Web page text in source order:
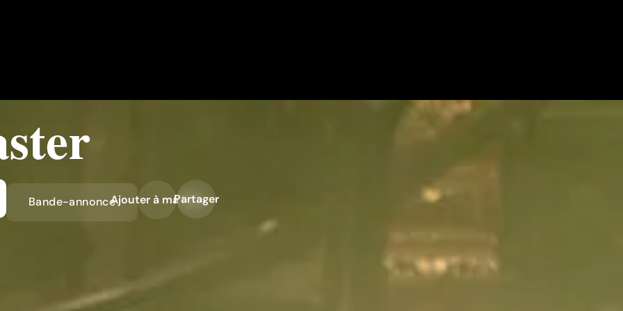
Bande-annonceAjouter à ma liste
Partager